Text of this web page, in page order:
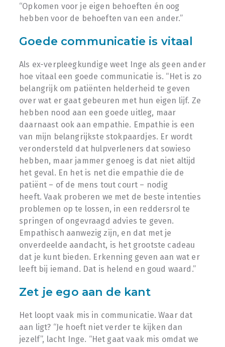
“Opkomen voor je eigen behoeften én oog
hebben voor de behoeften van een ander.”
Goede communicatie is vitaal
Als ex-verpleegkundige weet Inge als geen ander
hoe vitaal een goede communicatie is. “Het is zo
belangrijk om patiënten helderheid te geven
over wat er gaat gebeuren met hun eigen lijf. Ze
hebben nood aan een goede uitleg, maar
daarnaast ook aan empathie. Empathie is een
van mijn belangrijkste stokpaardjes. Er wordt
verondersteld dat hulpverleners dat sowieso
hebben, maar jammer genoeg is dat niet altijd
het geval. En het is net die empathie die de
patiënt – of de mens tout court – nodig
heeft. Vaak proberen we met de beste intenties
problemen op te lossen, in een reddersrol te
springen of ongevraagd advies te geven.
Empathisch aanwezig zijn, en dat met je
onverdeelde aandacht, is het grootste cadeau
dat je kunt bieden. Erkenning geven aan wat er
leeft bij iemand. Dat is helend en goud waard.”
Zet je ego aan de kant
Het loopt vaak mis in communicatie. Waar dat
aan ligt? “Je hoeft niet verder te kijken dan
jezelf”, lacht Inge. “Het gaat vaak mis omdat we